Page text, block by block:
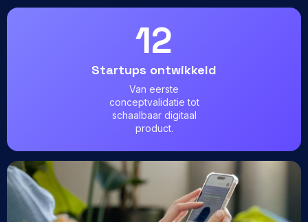
12
Startups ontwikkeld
Van eerste
conceptvalidatie tot
schaalbaar digitaal
product.